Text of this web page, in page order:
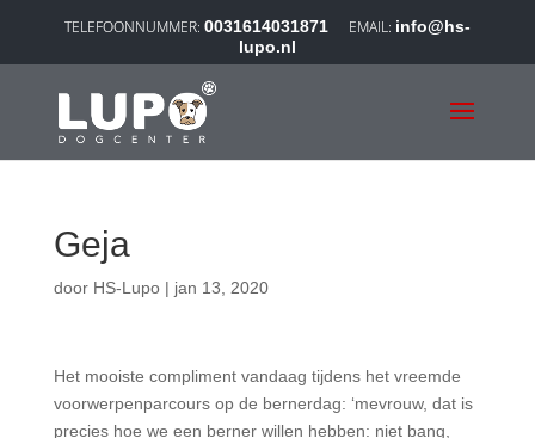
0031614031871
info@hs-
lupo.nl
Geja
door HS-Lupo| jan 13, 2020
Het mooiste compliment vandaag tijdens het vreemde
voorwerpenparcours op de bernerdag: ‘mevrouw, dat is
precies hoe we een berner willen hebben: niet bang,